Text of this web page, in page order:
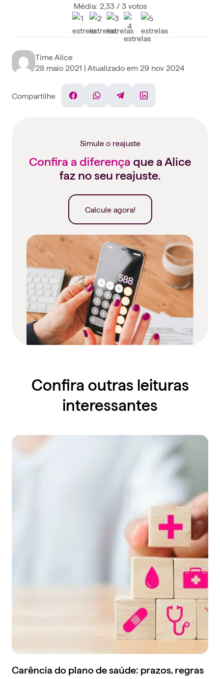
Média: 2,33 / 3 votos
Time Alice
28 maio 2021 | Atualizado em 29 nov 2024
Compartilhe
FacebookWhatsAppTelegramLinkedin
Simule o reajuste
Confira a diferença que a Alice
faz no seu reajuste.
Calcule agora!
Confira outras leituras
interessantes
Carência do plano de saúde: prazos, regras